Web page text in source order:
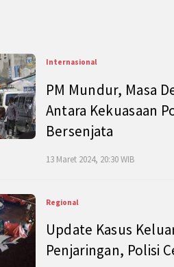
Internasional
PM Mundur, Masa
Antara Kekuasaan
Bersenjata
13 Maret 2024, 20:30 WIB
Regional
Update Kasus
Penjaringan, Polisi